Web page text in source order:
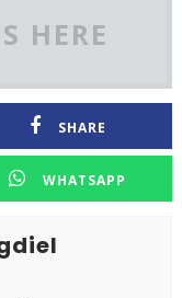
HERE
SHARE
WHATSAPP